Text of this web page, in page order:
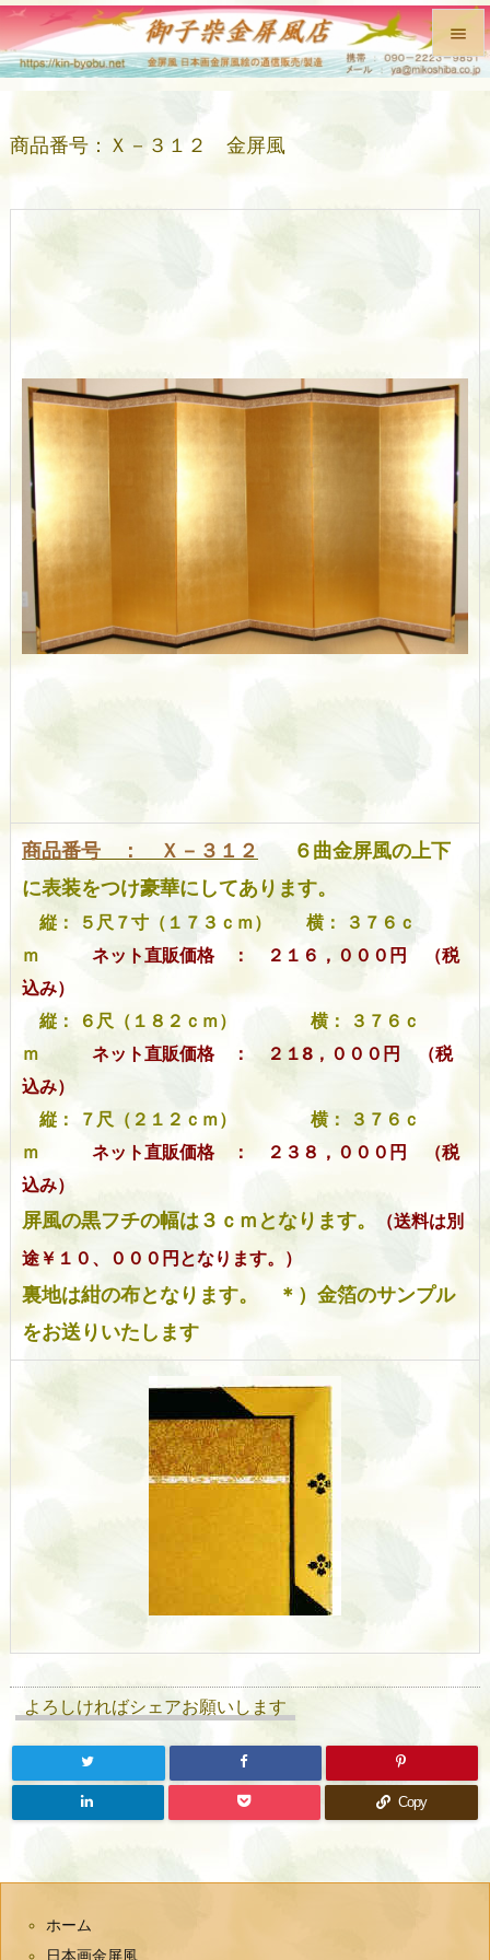


次へ
商品番号：Ｘ－３１２ 金屏風
商品番号 ： Ｘ－３１２
６曲金屏風の上下
に表装をつけ豪華にしてあります。
縦： ５尺７寸（１７３ｃｍ） 横： ３７６ｃ
ｍ
ネット直販価格 ： ２１６，０００円 （税
込み）
縦： ６尺（１８２ｃｍ） 横： ３７６ｃ
ｍ
ネット直販価格 ： ２１8，０００円 （税
込み）
縦： ７尺（２１２ｃｍ） 横： ３７６ｃ
ｍ
ネット直販価格 ： ２３８，０００円 （税
込み）
屏風の黒フチの幅は３ｃｍとなります。 （送料は別
途￥１０、０００円となります。）
裏地は紺の布となります。 ＊）金箔のサンプル
をお送りいたします
よろしければシェアお願いします
Copy
ホーム
日本画金屏風